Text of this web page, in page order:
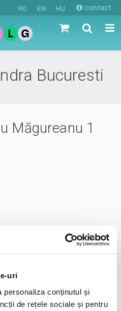
uri
personaliza conținutul și
de rețele sociale și pentru
RO EN HU contact
Bucuresti
Măgureanu 1